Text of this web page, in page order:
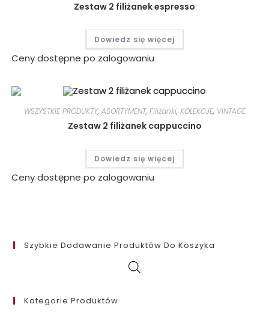
Zestaw 2 filiżanek espresso
Dowiedz się więcej
Ceny dostępne po zalogowaniu
WSZYSTKIE PRODUKTY, ASORTYMENT, Filiżanki, KOLEKCJE, VINTAGE
Zestaw 2 filiżanek cappuccino
Dowiedz się więcej
Ceny dostępne po zalogowaniu
Szybkie Dodawanie Produktów Do Koszyka
Kategorie Produktów